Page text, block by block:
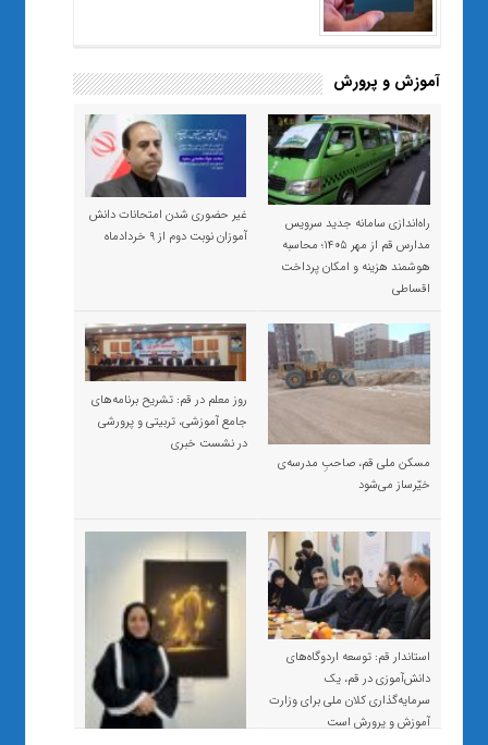
آموزش و پرورش
راه‌اندازی سامانه جدید سرویس
مدارس قم از مهر ۱۴۰۵؛ محاسبه
هوشمند هزینه و امکان پرداخت
اقساطی
غیر حضوری شدن امتحانات دانش
آموزان نوبت دوم از ۹ خردادماه
مسکن ملی قم، صاحبِ مدرسه‌ی
خیّرساز می‌شود
روز معلم در قم: تشریح برنامه‌های
جامع آموزشی، تربیتی و پرورشی
در نشست خبری
استاندار قم: توسعه اردوگاه‌های
دانش‌آموزی در قم، یک
سرمایه‌گذاری کلان ملی برای وزارت
آموزش و پرورش است